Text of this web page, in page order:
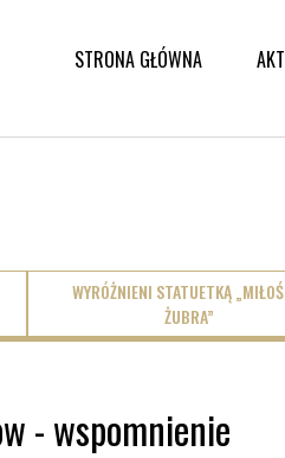
STRONA GŁÓWNA
WYRÓŻNIENI STATUETKĄ
ŻUBRA”
- wspomnienie